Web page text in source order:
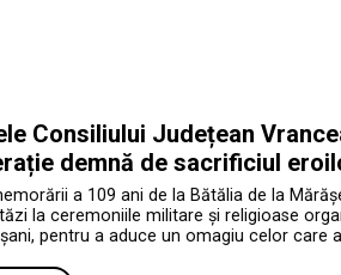
Consiliului Județean
demnă de sacrificiul
a 109 ani de la Bătălia de la
la ceremoniile militare și religioase
pentru a aduce un omagiu celor care